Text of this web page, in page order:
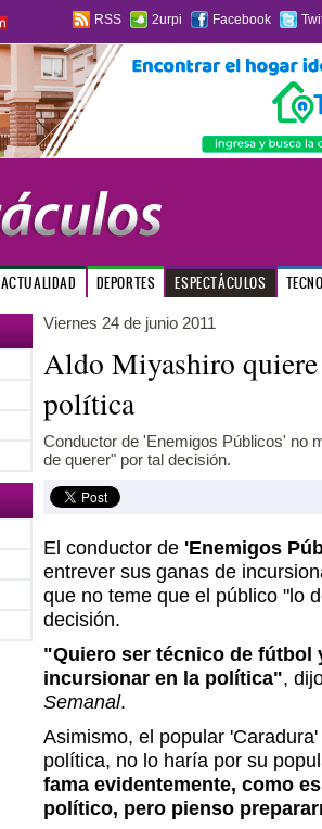
RSS 2urpi Facebook
ACTUALIDAD DEPORTES ESPECTÁCULOS
Viernes 24 de junio 2011
Aldo Miyashiro
política
Conductor de 'Enemigos Públicos' no
de querer" por tal decisión.
El conductor de 'Enemigos
entrever sus ganas de
que no teme que el público "lo
decisión.
"Quiero ser técnico de fútbol
incursionar en la política",
Semanal.
Asimismo, el popular
política, no lo haría por su
fama evidentemente, como
político, pero pienso